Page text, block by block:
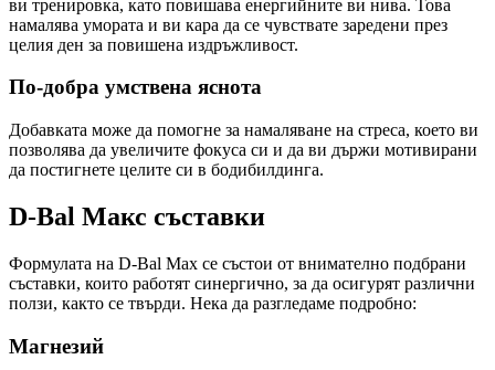
ви тренировка, като повишава енергийните ви нива. Това
намалява умората и ви кара да се чувствате заредени през
целия ден за повишена издръжливост.
По-добра умствена яснота
Добавката може да помогне за намаляване на стреса, което ви
позволява да увеличите фокуса си и да ви държи мотивирани
да постигнете целите си в бодибилдинга.
D-Bal Макс съставки
Формулата на D-Bal Max се състои от внимателно подбрани
съставки, които работят синергично, за да осигурят различни
ползи, както се твърди. Нека да разгледаме подробно:
Магнезий